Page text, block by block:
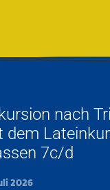
nach
dem
7c/d
2026